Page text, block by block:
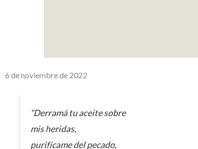
6 de noviembre de 2022
“Derramá tu aceite sobre
mis heridas,
purifícame del pecado,